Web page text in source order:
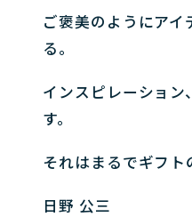
ご褒美のようにアイ
る。
インスピレーショ
す。
それはまるでギフト
日野 公三